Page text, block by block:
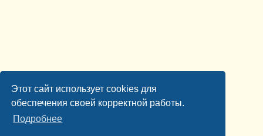
Этот сайт использует cookies для
обеспечения своей корректной работы.
Подробнее